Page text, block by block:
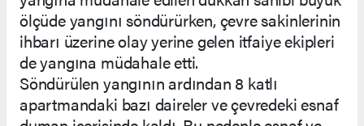
ölçüde yangını söndürürken, çevre sakinlerinin
ihbarı üzerine olay yerine gelen itfaiye ekipleri
de yangına müdahale etti.
Söndürülen yangının ardından 8 katlı
apartmandaki bazı daireler ve çevredeki esnaf